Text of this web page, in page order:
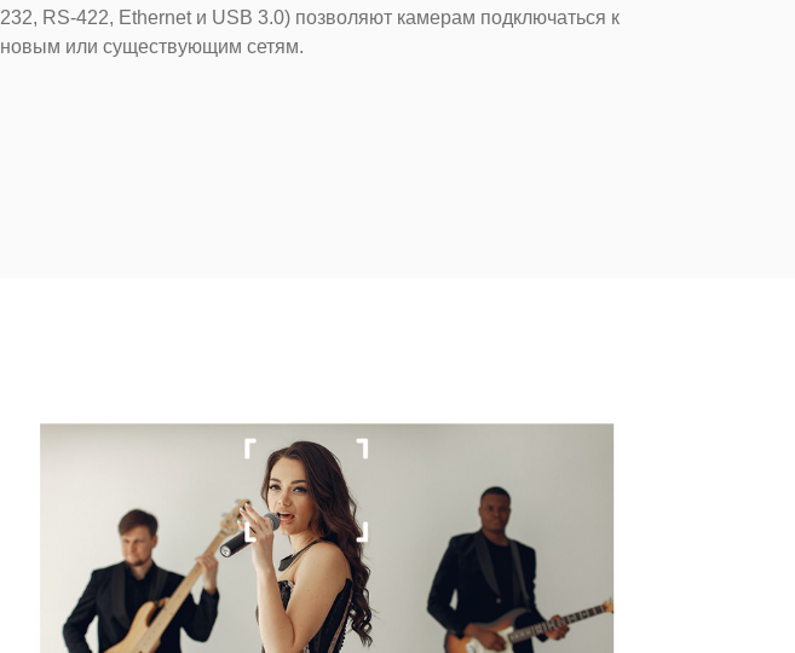
232, RS-422, Ethernet и USB 3.0) позволяют камерам подключаться к
новым или существующим сетям.